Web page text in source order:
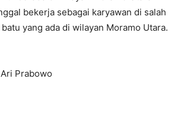
bekerja sebagai karyawan di salah
yang ada di wilayan Moramo Utara.
Prabowo